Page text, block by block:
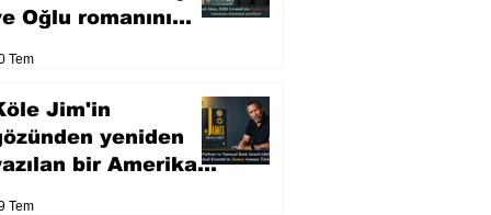
Oğlu romanını
Tem
Jim'in
yeniden
bir Amerikan
Tem